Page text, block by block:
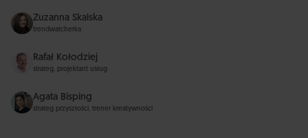
Zuzanna Skalska
trendwatcherka
Rafał Kołodziej
strateg, projektant usług
Agata Bisping
strateg przyszłości, trener kreatywności